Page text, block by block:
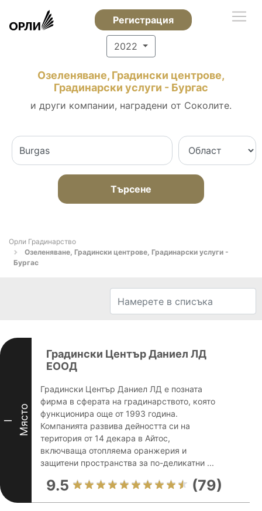
Регистрация
2022
Озеленяване, Градински центрове,
Градинарски услуги - Бургас
и други компании, наградени от Соколите.
Търсене
Орли Градинарство
Озеленяване, Градински центрове, Градинарски услуги -
Бургас
I Място
Градински Център Даниел ЛД
ЕООД
Градински Център Даниел ЛД е позната
фирма в сферата на градинарството, която
функционира още от 1993 година.
Компанията развива дейността си на
територия от 14 декара в Айтос,
включваща отопляема оранжерия и
защитени пространства за по-деликатни ...
9.5 (79)